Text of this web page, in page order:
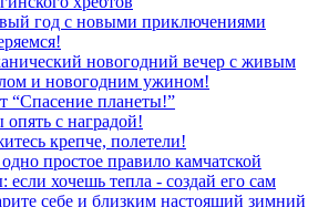
год с новыми приключениями
новогодний вечер с живым
и новогодним ужином!
“Спасение планеты!”
с наградой!
крепче, полетели!
простое правило камчатской
если хочешь тепла - создай его сам
себе и близким настоящий зимний